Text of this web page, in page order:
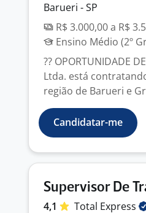
Barueri - SP
R$ 3.000,00 a R$
Ensino Médio (2º
?? OPORTUNIDADE
Ltda. está
região de Barueri e
Candidatar-me
Supervisor De
4,1 Total Express